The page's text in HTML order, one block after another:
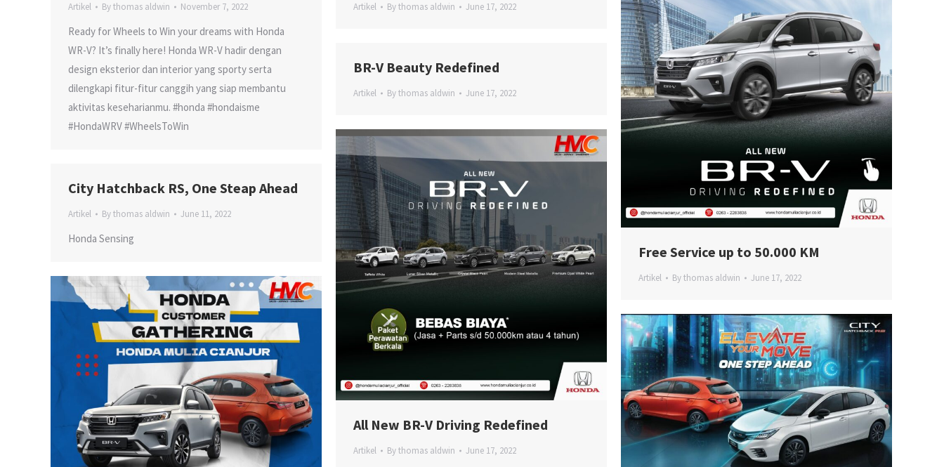
Artikel Bythomas aldwin November 7, 2022
Ready for Wheels to Win your dreams with Honda
WR-V? It’s finally here! Honda WR-V hadir dengan
design eksterior dan interior yang sporty serta
dilengkapi fitur-fitur canggih yang siap membantu
aktivitas keseharianmu. #honda #hondaisme
#HondaWRV #WheelsToWin
Artikel Bythomas aldwin June 17, 2022
Free Service up to 50.000 KM
Artikel Bythomas aldwin June 17, 2022
BR-V Beauty Redefined
Artikel Bythomas aldwin June 17, 2022
All New BR-V Driving Redefined
Artikel Bythomas aldwin June 17, 2022
City Hatchback RS, One Steap Ahead
Artikel Bythomas aldwin June 11, 2022
Honda Sensing